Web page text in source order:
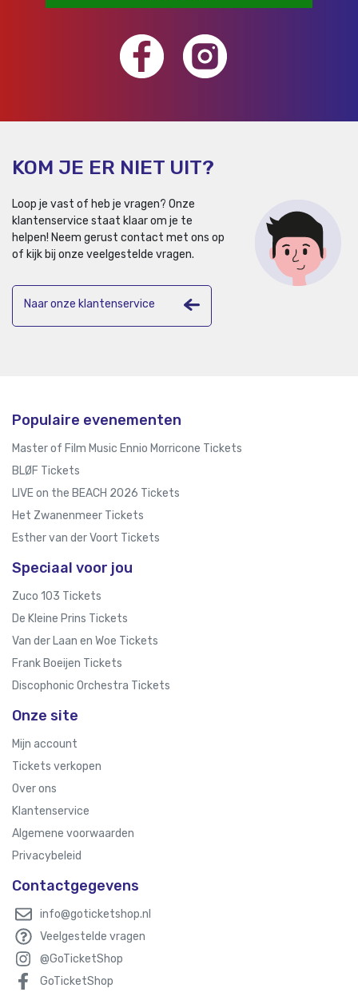
KOM JE ER NIET UIT?
Loop je vast of heb je vragen? Onze
klantenservice staat klaar om je te
helpen! Neem gerust contact met ons op
of kijk bij onze veelgestelde vragen.
Naar onze klantenservice
Populaire evenementen
Master of Film Music Ennio Morricone Tickets
BLØF Tickets
LIVE on the BEACH 2026 Tickets
Het Zwanenmeer Tickets
Esther van der Voort Tickets
Speciaal voor jou
Zuco 103 Tickets
De Kleine Prins Tickets
Van der Laan en Woe Tickets
Frank Boeijen Tickets
Discophonic Orchestra Tickets
Onze site
Mijn account
Tickets verkopen
Over ons
Klantenservice
Algemene voorwaarden
Privacybeleid
Contactgegevens
info@goticketshop.nl
Veelgestelde vragen
@GoTicketShop
GoTicketShop